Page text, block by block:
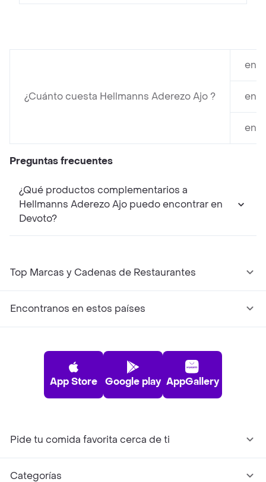
¿Cuánto cuesta Hellmanns Aderezo Ajo ?
en
en
en
Preguntas frecuentes
¿Qué productos complementarios a
Hellmanns Aderezo Ajo puedo encontrar en
Devoto?
Top Marcas y Cadenas de Restaurantes
Encontranos en estos países
App Store Google play AppGallery
Pide tu comida favorita cerca de ti
Categorías